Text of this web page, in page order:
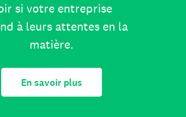
si votre entreprise
à leurs attentes en la
matière.
En savoir plus